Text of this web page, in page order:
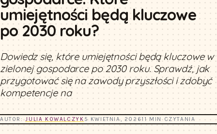
umiejętności będą kluczowe
po 2030 roku?
Dowiedz się, które umiejętności będą kluczowe w
zielonej gospodarce po 2030 roku. Sprawdź, jak
przygotować się na zawody przyszłości i zdobyć
kompetencje na
AUTOR:JULIA KOWALCZYK 5 KWIETNIA, 202611 MIN CZYTANIA